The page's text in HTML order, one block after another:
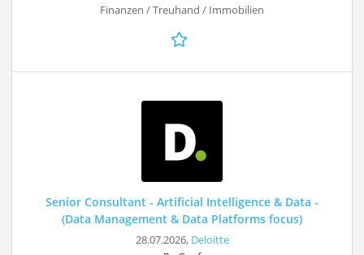
Finanzen / Treuhand / Immobilien
Senior Consultant - Artificial Intelligence & Data -
(Data Management & Data Platforms focus)
28.07.2026, Deloitte